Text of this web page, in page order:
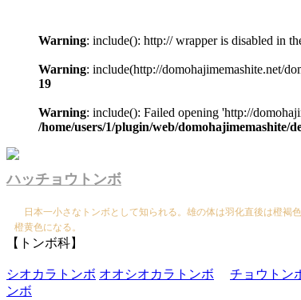
Warning: include(): http:// wrapper is disabled in
Warning: include(http://domohajimemashite.net/
19
Warning: include(): Failed opening 'http://
/home/users/1/plugin/web/domohajimemashite/
ハッチョウトンボ
日本一小さなトンボとして知られる。雄の体は羽化直後は橙
橙黄色になる。
【トンボ科】
シオカラトンボ オオシオカラトンボ チョウトン
ンボ